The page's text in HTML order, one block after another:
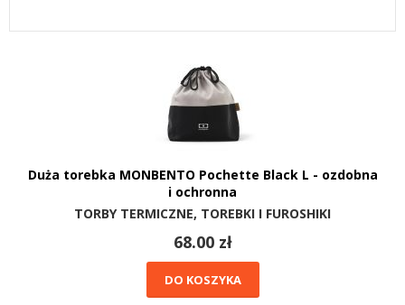
Duża torebka MONBENTO Pochette Black L - ozdobna
i ochronna
TORBY TERMICZNE, TOREBKI I FUROSHIKI
68.00 zł
DO KOSZYKA